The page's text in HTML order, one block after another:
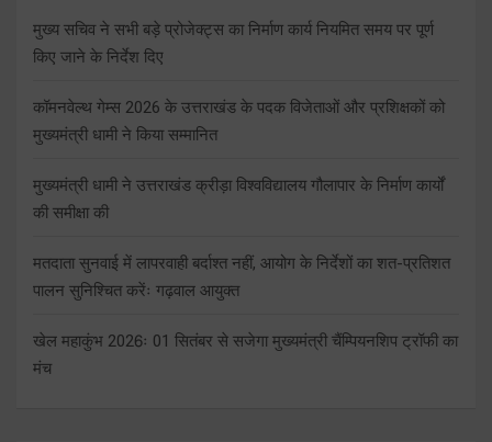
मुख्य सचिव ने सभी बड़े प्रोजेक्ट्स का निर्माण कार्य नियमित समय पर पूर्ण
किए जाने के निर्देश दिए
कॉमनवेल्थ गेम्स 2026 के उत्तराखंड के पदक विजेताओं और प्रशिक्षकों को
मुख्यमंत्री धामी ने किया सम्मानित
मुख्यमंत्री धामी ने उत्तराखंड क्रीड़ा विश्वविद्यालय गौलापार के निर्माण कार्यों
की समीक्षा की
मतदाता सुनवाई में लापरवाही बर्दाश्त नहीं, आयोग के निर्देशों का शत-प्रतिशत
पालन सुनिश्चित करेंः गढ़वाल आयुक्त
खेल महाकुंभ 2026ः 01 सितंबर से सजेगा मुख्यमंत्री चैंम्पियनशिप ट्रॉफी का
मंच